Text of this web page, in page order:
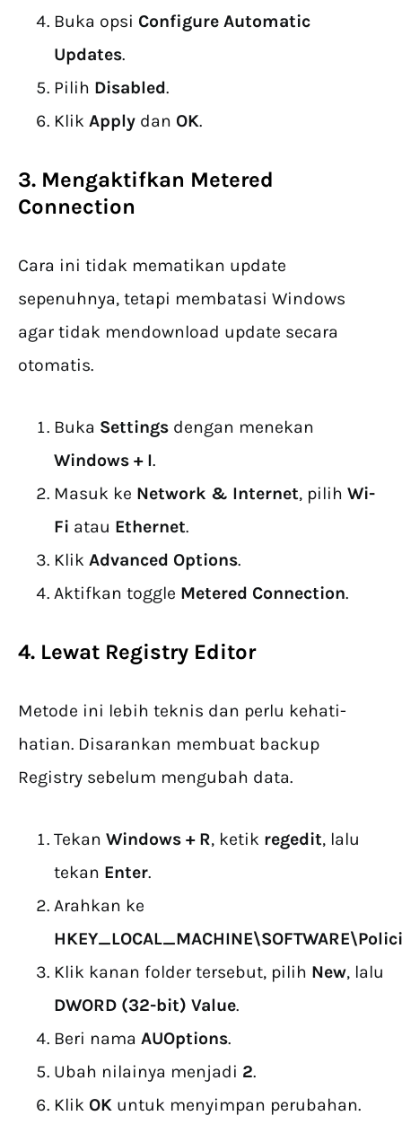
Buka opsi Configure Automatic
Updates.
Pilih Disabled.
Klik Apply dan OK.
3. Mengaktifkan Metered
Connection
Cara ini tidak mematikan update
sepenuhnya, tetapi membatasi Windows
agar tidak mendownload update secara
otomatis.
Buka Settings dengan menekan
Windows + I.
Masuk ke Network & Internet, pilih Wi-
Fi atau Ethernet.
Klik Advanced Options.
Aktifkan toggle Metered Connection.
4. Lewat Registry Editor
Metode ini lebih teknis dan perlu kehati-
hatian. Disarankan membuat backup
Registry sebelum mengubah data.
Tekan Windows + R, ketik regedit, lalu
tekan Enter.
Arahkan ke
Klik kanan folder tersebut, pilih New, lalu
DWORD (32-bit) Value.
Beri nama AUOptions.
Ubah nilainya menjadi 2.
Klik OK untuk menyimpan perubahan.